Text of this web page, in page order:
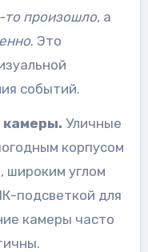
то произошло, а
. Это
событий.
камеры. Уличные
корпусом
широким углом
подсветкой для
камеры часто